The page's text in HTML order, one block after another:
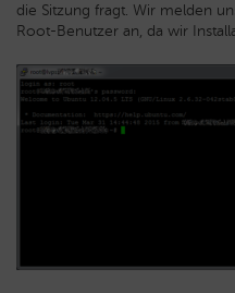
die Sitzung fragt. Wir melden
Root-Benutzer an, da wir